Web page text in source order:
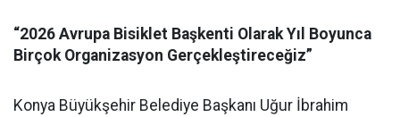
“2026 Avrupa Bisiklet Başkenti Olarak Yıl Boyunca
Birçok Organizasyon Gerçekleştireceğiz”
Konya Büyükşehir Belediye Başkanı Uğur İbrahim